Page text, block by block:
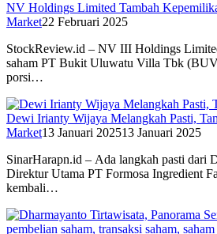
NV Holdings Limited Tambah
Market22 Februari 2025
StockReview.id – NV III Holdings
saham PT Bukit Uluwatu Villa Tbk
porsi…
Dewi Irianty Wijaya Melangkah Pasti,
Market13 Januari 202513 Januari 2025
SinarHarapn.id – Ada langkah pasti dari
Direktur Utama PT Formosa Ingredient
kembali…